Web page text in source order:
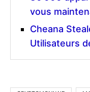
vous
Cheana
Utilisateurs